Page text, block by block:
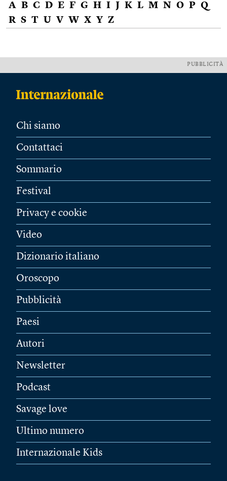
A B C D E F G H I J K L M N O P Q
R S T U V W X Y Z
PUBBLICITÀ
Chi siamo
Contattaci
Sommario
Festival
Privacy e cookie
Video
Dizionario italiano
Oroscopo
Pubblicità
Paesi
Autori
Newsletter
Podcast
Savage love
Ultimo numero
Internazionale Kids